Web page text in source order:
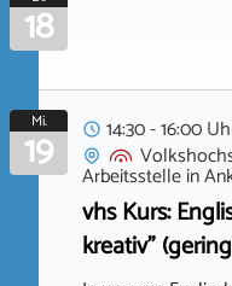
18
Mi.
19
14:30 - 16:00
Arbeitsstellein
vhs Kurs:
kreativ"